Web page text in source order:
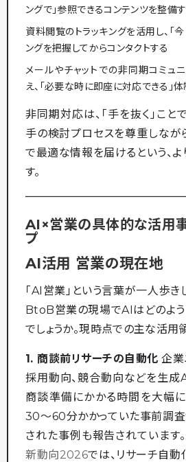
ングで」参照できるコンテンツを整備
資料閲覧のトラッキングを活用し、「
ングを把握してからコンタクトする
メールやチャットでの非同期コミュ
え、「必要な時に即座に対応できる」
非同期対応は、「手を抜く」こと
手の検討プロセスを尊重しなが
で最適な情報を届けるという、
す。
AI×営業の具体的な活用
プ
AI活用 営業の現在地
「AI営業」という言葉が一人歩き
BtoB営業の現場でAIはどのよ
でしょうか。現時点での主な活用
1. 商談前リサーチの自動化 企業
採用動向、競合動向などを生成
商談準備にかかる時間を大幅に
30〜60分かかっていた事前調査
された事例も報告されています。
新動向2026では、リサーチ自